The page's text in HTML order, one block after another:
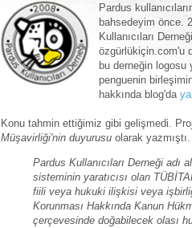
Pardus
bahsedeyim önce.
Kullanıcıları
özgürlükiçin.com'u
bu derneğin logosu
penguenin
hakkında blog'da
Konu tahmin ettiğimiz gibi gelişmedi.
Müşavirliği'nin duyurusu olarak yazmıştı.
Pardus Kullanıcıları Derneği adı
sisteminin yaratıcısı olan
fiili veya hukuki ilişkisi veya
Korunması Hakkında Kanun
çerçevesinde doğabilecek olası